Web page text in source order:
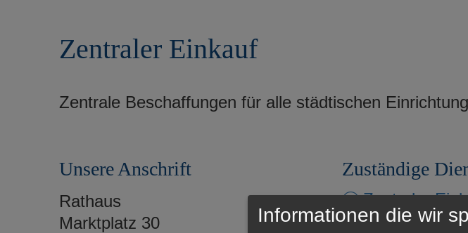
Zentraler Einkauf
Zentrale Beschaffungen für alle städtischen
Unsere Anschrift
Rathaus
Marktplatz 30
Zuständige
Zentraler
Informationen die wir